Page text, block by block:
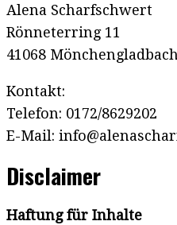
Alena Scharfschwert
Rönneterring 11
41068 Mönchengladbach
Kontakt:
Telefon: 0172/8629202
E-Mail:
Disclaimer
Haftung für Inhalte